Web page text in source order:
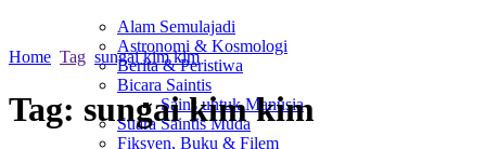
Alam Semulajadi
Astronomi & Kosmologi
Berita & Peristiwa
Bicara Saintis
Sains untuk Manusia
Suara Saintis Muda
Fiksyen, Buku & Filem
Home Tag sungai kim kim
Tag: sungai kim kim